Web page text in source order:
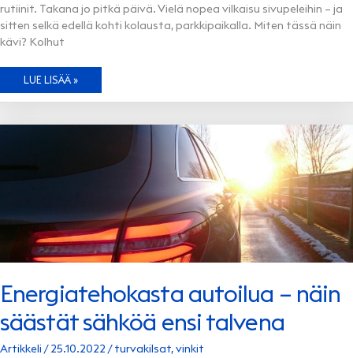
rutiinit. Takana jo pitkä päivä. Vielä nopea vilkaisu sivupeleihin – ja
sitten selkä edellä kohti kolausta, parkkipaikalla. Miten tässä näin
kävi? Kolhut
HYVÄLLÄ
VÄLTÄT
LUE LISÄÄ »
Energiatehokasta autoilua – näin
säästät sähköä ensi talvena
Artikkeli /25.10.2022 /turvakilsat,vinkit